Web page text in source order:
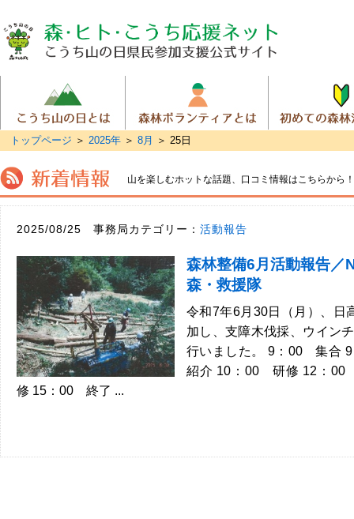
トップページ ＞2025年 ＞8月 ＞25日
山を楽しむホットな話題、 口コミ情報はこちらから！
2025/08/25 事務局カテゴリー： 活動報告
森林整備6月活動報告／
森・救援隊
令和7年6月30日（月）、日
加し、支障木伐採、ウイン
行いました。 9：00 集合
紹介 10：00 研修 12：
修 15：00 終了 ...